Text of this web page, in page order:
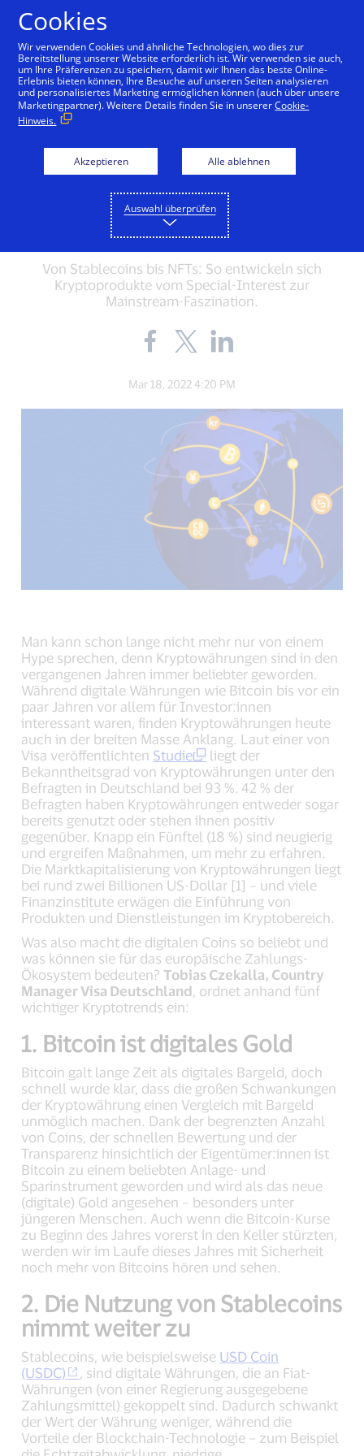
INNOVATION
5 Kryptotrends und was
die neuen
Zahlungsströme
bedeuten
Von Stablecoins bis NFTs: So entwickeln sich
Kryptoprodukte vom Special-Interest zur
Mainstream-Faszination.
Share
the
on
Facebook
open
new
window).
Share
the
on
Twitter
link,
open
new
window).
on
LinkedIn
open
new
window).
Mar 18, 2022 4:20 PM
Man kann schon lange nicht mehr nur von einem
Hype sprechen, denn Kryptowährungen sind in den
vergangenen Jahren immer beliebter geworden.
Während digitale Währungen wie Bitcoin bis vor ein
paar Jahren vor allem für Investor:innen
interessant waren, finden Kryptowährungen heute
auch in der breiten Masse Anklang. Laut einer von
Visa veröffentlichten Studie
liegt der
Bekanntheitsgrad von Kryptowährungen unter den
Befragten in Deutschland bei 93 %. 42 % der
Befragten haben Kryptowährungen entweder sogar
bereits genutzt oder stehen ihnen positiv
gegenüber. Knapp ein Fünftel (18 %) sind neugierig
und ergreifen Maßnahmen, um mehr zu erfahren.
Die Marktkapitalisierung von Kryptowährungen liegt
bei rund zwei Billionen US-Dollar [1] – und viele
Finanzinstitute erwägen die Einführung von
Produkten und Dienstleistungen im Kryptobereich.
Was also macht die digitalen Coins so beliebt und
was können sie für das europäische Zahlungs-
Ökosystem bedeuten?Tobias Czekalla, Country
Manager Visa Deutschland , ordnet anhand fünf
wichtiger Kryptotrends ein:
1. Bitcoin ist digitales Gold
Bitcoin galt lange Zeit als digitales Bargeld, doch
schnell wurde klar, dass die großen Schwankungen
der Kryptowährung einen Vergleich mit Bargeld
unmöglich machen. Dank der begrenzten Anzahl
von Coins, der schnellen Bewertung und der
Transparenz hinsichtlich der Eigentümer:innen ist
Bitcoin zu einem beliebten Anlage- und
Sparinstrument geworden und wird als das neue
(digitale) Gold angesehen – besonders unter
jüngeren Menschen. Auch wenn die Bitcoin-Kurse
zu Beginn des Jahres vorerst in den Keller stürzten,
werden wir im Laufe dieses Jahres mit Sicherheit
noch mehr von Bitcoins hören und sehen.
2. Die Nutzung von Stablecoins
nimmt weiter zu
Stablecoins, wie beispielsweise USD Coin
(USDC)
, sind digitale Währungen, die an Fiat-
Währungen (von einer Regierung ausgegebene
Zahlungsmittel) gekoppelt sind. Dadurch schwankt
der Wert der Währung weniger, während die
Vorteile der Blockchain-Technologie – zum Beispiel
Cookies
Wir verwenden Cookies und ähnliche Technologien, wo dies zur
Bereitstellung unserer Website erforderlich ist. Wir verwenden sie auch,
um Ihre Präferenzen zu speichern, damit wir Ihnen das beste Online-
Erlebnis bieten können, Ihre Besuche auf unseren Seiten analysieren
und personalisiertes Marketing ermöglichen können (auch über unsere
Marketingpartner). Weitere Details finden Sie in unsererCookie-
Hinweis.
Akzeptieren Alle ablehnen
Auswahl überprüfen